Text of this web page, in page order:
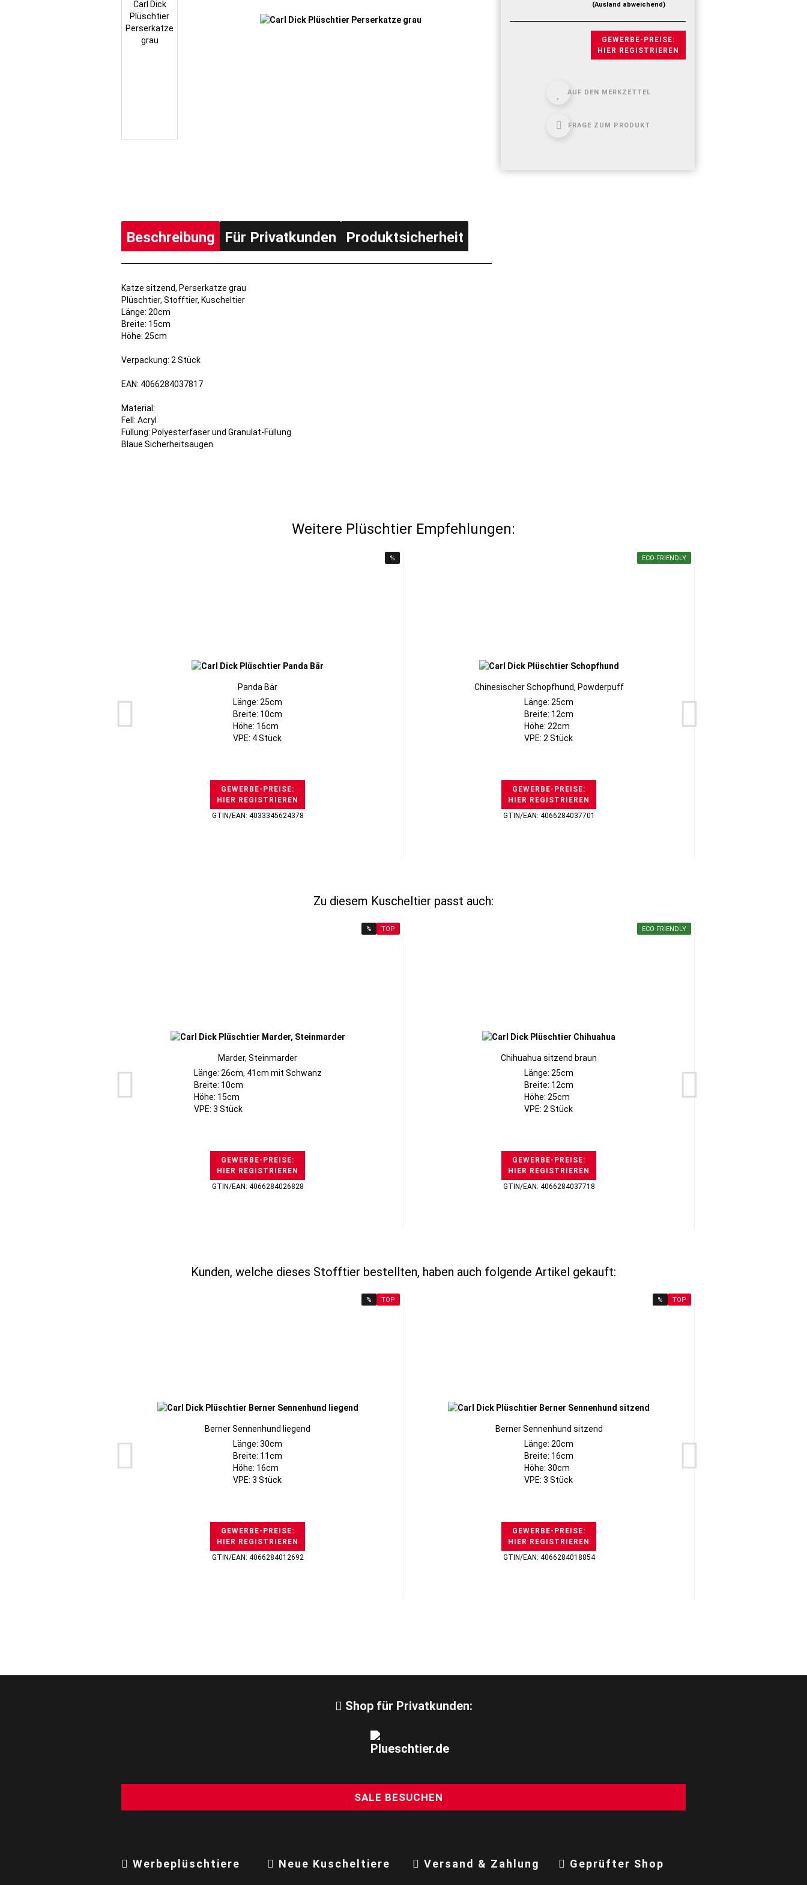
(Ausland abweichend)
GEWERBE-PREISE:
HIER REGISTRIEREN
AUF DEN MERKZETTEL
FRAGE ZUM PRODUKT
Beschreibung Für Privatkunden Produktsicherheit
Katze sitzend, Perserkatze grau
Plüschtier, Stofftier, Kuscheltier
Länge: 20cm
Breite: 15cm
Höhe: 25cm
Verpackung: 2 Stück
EAN: 4066284037817
Material:
Fell: Acryl
Füllung: Polyesterfaser und Granulat-Füllung
Blaue Sicherheitsaugen
Weitere Plüschtier Empfehlungen:
%
Panda Bär
Länge: 25cm
Breite: 10cm
Höhe: 16cm
VPE: 4 Stück
GEWERBE-PREISE:
HIER REGISTRIEREN
GTIN/EAN: 4033345624378
ECO-FRIENDLY
Chinesischer Schopfhund, Powderpuff
Länge: 25cm
Breite: 12cm
Höhe: 22cm
VPE: 2 Stück
GEWERBE-PREISE:
HIER REGISTRIEREN
GTIN/EAN: 4066284037701
Zu diesem Kuscheltier passt auch:
% TOP
Marder, Steinmarder
Länge: 26cm, 41cm mit Schwanz
Breite: 10cm
Höhe: 15cm
VPE: 3 Stück
GEWERBE-PREISE:
HIER REGISTRIEREN
GTIN/EAN: 4066284026828
ECO-FRIENDLY
Chihuahua sitzend braun
Länge: 25cm
Breite: 12cm
Höhe: 25cm
VPE: 2 Stück
GEWERBE-PREISE:
HIER REGISTRIEREN
GTIN/EAN: 4066284037718
Kunden, welche dieses Stofftier bestellten, haben auch folgende Artikel gekauft:
% TOP
Berner Sennenhund liegend
Länge: 30cm
Breite: 11cm
Höhe: 16cm
VPE: 3 Stück
GEWERBE-PREISE:
HIER REGISTRIEREN
GTIN/EAN: 4066284012692
% TOP
Berner Sennenhund sitzend
Länge: 20cm
Breite: 16cm
Höhe: 30cm
VPE: 3 Stück
GEWERBE-PREISE:
HIER REGISTRIEREN
GTIN/EAN: 4066284018854
Shop für Privatkunden:
SALE BESUCHEN
Werbeplüschtiere Neue Kuscheltiere Versand & Zahlung Geprüfter Shop